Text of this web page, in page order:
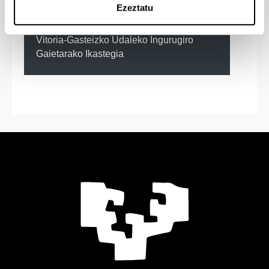
Ezeztatu
Investigaciones y Desarrollo Agrario-
Vitoria-Gasteizko Udaleko Ingurugiro
Gaietarako Ikastegia